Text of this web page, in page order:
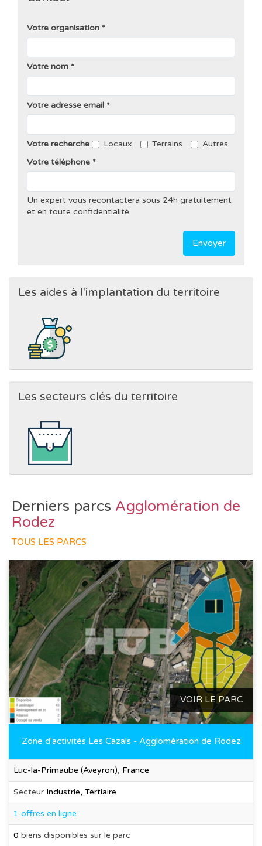
Votre organisation
Votre nom
Votre adresse email
Votre recherche Locaux Terrains
Autres
Votre téléphone
Un expert vous recontactera sous 24h gratuitement
et en toute confidentialité
Envoyer
Les aides à l'implantation du territoire
Les secteurs clés du territoire
Derniers parcs Agglomération de
Rodez
TOUS LES PARCS
VOIR LE PARC
Zone d'activités Les Cazals - Agglomération de Rodez
Luc-la-Primaube (Aveyron), France
Secteur Industrie, Tertiaire
1 offres en ligne
0 biens disponibles sur le parc